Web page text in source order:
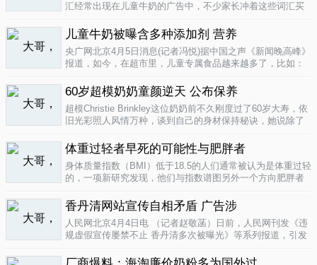
汇经常出现在儿童牛奶的广告中，不少家长冲着这些词汇买
示，孩子应该尽量少喝。超市儿童牛奶添加剂高达10种昨
天，重庆晨报记者在杨家坪..
儿童牛奶被曝含多种添加剂 营养
央广网北京4月5日消息(记者冯悦)据中国之声《新闻晚高峰》
报道，如今，在超市里，儿童专属食品越来越多了，比如：
非常独特，因此，备受孩子们和家长的喜爱。然而，一些营
养专家指出，儿童牛奶比普通..
60岁超模奶奶童颜逆天 公布保养
超模Christie Brinkley这位奶奶前不久刚度过了60岁大寿，依
旧光彩照人风情万种，谈到自己的身材保持秘诀，她说除了
外，从12岁开始她就是个素食主义者，早餐吃燕麦粥加果
酱，午餐豆子..
体重过轻者早死的可能性与肥胖者
身体质量指数（BMI）低于18.5的人们通常被认为是体重过轻
的，一项新研究发现，他们与指数谱图另外一个方向肥胖者
（如果是粗略的）整体健康指标的可靠性。这个测量值反映
一个人的高度与重量的比..
香丹清网站宣传自相矛盾 广告涉
人民网北京4月4日电 （记者赵敬菡）日前，人民网刊发《违
规虚假宣传屡禁不止 香丹清多次被曝光》等系列报道，引发
官方销售网站存在备案信息不明、涉嫌违规发布广告、宣传